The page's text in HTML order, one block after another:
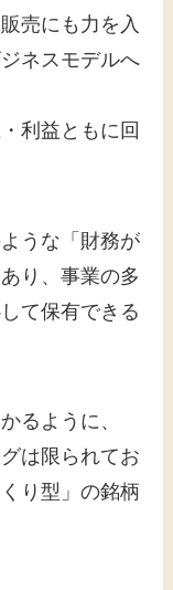
売にも力を入
ネスモデルへ
利益ともに回
うな「財務が
り、事業の多
て保有できる
るように、
は限られてお
り型」の銘柄